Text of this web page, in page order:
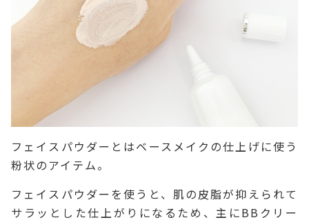
フェイスパウダーとはベースメイクの仕上げに使う
粉状のアイテム。
フェイスパウダーを使うと、肌の皮脂が抑えられて
サラッとした仕上がりになるため、主にBBクリー